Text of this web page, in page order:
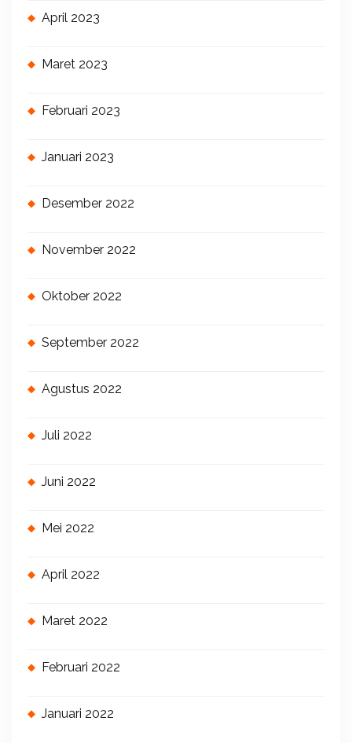
April 2023
Maret 2023
Februari 2023
Januari 2023
Desember 2022
November 2022
Oktober 2022
September 2022
Agustus 2022
Juli 2022
Juni 2022
Mei 2022
April 2022
Maret 2022
Februari 2022
Januari 2022